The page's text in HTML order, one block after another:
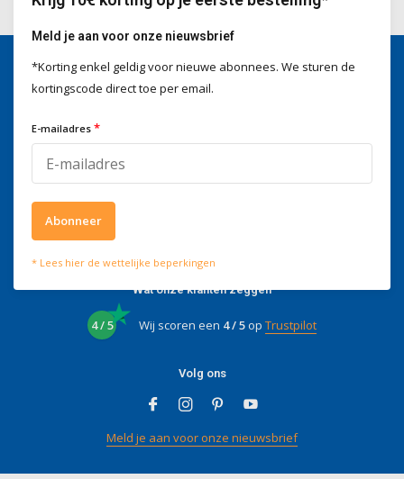
mailen naarinfo@doitpro.com
Wat onze klanten zeggen
4 / 5 Wij scoren een 4 / 5op Trustpilot
Volg ons
Meld je aan voor onze nieuwsbrief
Meld je aan voor onze nieuwsbrief
*Korting enkel geldig voor nieuwe abonnees. We sturen de
kortingscode direct toe per email.
E-mailadres *
Abonneer
* Lees hier de wettelijke beperkingen